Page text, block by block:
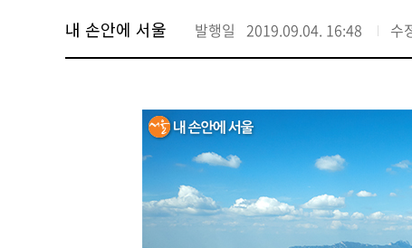
내 손안에 서울 발행일 2019.09.04. 16:48 수